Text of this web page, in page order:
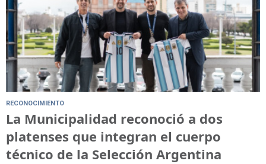
RECONOCIMIENTO
La Municipalidad reconoció a dos
platenses que integran el cuerpo
técnico de la Selección Argentina